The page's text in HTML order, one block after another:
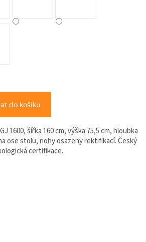
do košíku
1600, šířka 160 cm, výška 75,5 cm, hloubka
ose stolu, nohy osazeny rektifikací. Český
certifikace.